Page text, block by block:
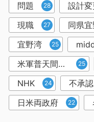
問題 28 設計変
現職 27 同県
宜野湾 25
米軍普天間飛行場所属 25
NHK 24 不承認
日米両政府 22